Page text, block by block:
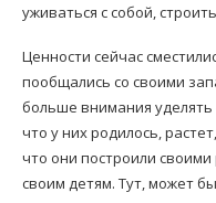
уживаться с собой,
Ценности сейчас
пообщались со своими
больше внимания
что у них родилось,
что они построили
своим детям. Тут, может